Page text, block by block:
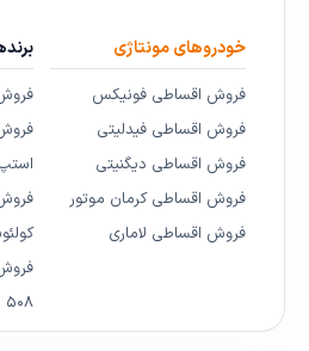
خودروهای مونتاژی
فروش اقساطی فونیکس
فروش اقساطی فیدلیتی
فروش اقساطی دیگنیتی
فروش اقساطی کرمان موتور
فروش اقساطی لاماری
۵۰۸